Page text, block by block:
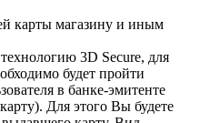
карты магазину и иным
3D Secure, для
будет пройти
в банке-эмитенте
Для этого Вы будете